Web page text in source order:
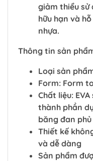
giảm thiểu sử
hữu hạn và
nhựa.
Thông tin sản
Loại sản
Form: Form
Chất liệu:
thành phần
băng đan phủ
Thiết kế
và dễ dàng
Sản phẩm